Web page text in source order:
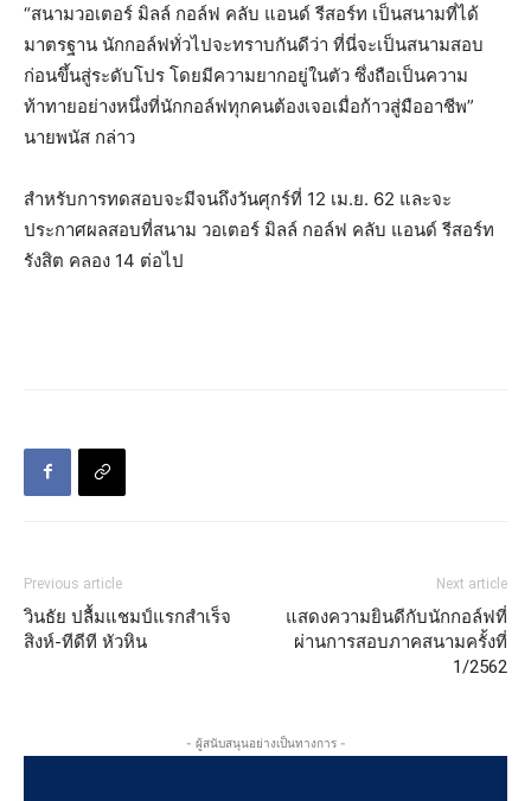
“สนามวอเตอร์ มิลล์ กอล์ฟ คลับ แอนด์ รีสอร์ท เป็นสนามที่ได้
มาตรฐาน นักกอล์ฟทั่วไปจะทราบกันดีว่า ที่นี่จะเป็นสนามสอบ
ก่อนขึ้นสู่ระดับโปร โดยมีความยากอยู่ในตัว ซึ่งถือเป็นความ
ท้าทายอย่างหนึ่งที่นักกอล์ฟทุกคนต้องเจอเมื่อก้าวสู่มืออาชีพ”
นายพนัส กล่าว
สำหรับการทดสอบจะมีจนถึงวันศุกร์ที่ 12 เม.ย. 62 และจะ
ประกาศผลสอบที่สนาม วอเตอร์ มิลล์ กอล์ฟ คลับ แอนด์ รีสอร์ท
รังสิต คลอง 14 ต่อไป
Previous article
วินธัย ปลื้มแชมป์แรกสำเร็จ
สิงห์-ทีดีที หัวหิน
Next article
แสดงความยินดีกับนักกอล์ฟที่
ผ่านการสอบภาคสนามครั้งที่
1/2562
- ผู้สนับสนุนอย่างเป็นทางการ -